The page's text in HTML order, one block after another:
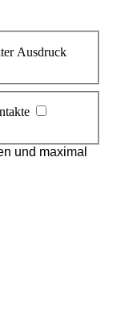
Ausdruck
und maximal